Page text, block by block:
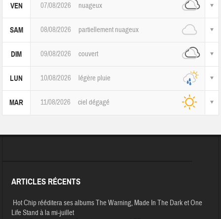
VEN 07/08/2026 nuageux
SAM 08/08/2026 partiellement nuageux
DIM 09/08/2026 couvert
LUN 10/08/2026 légère pluie
MAR 11/08/2026 ciel dégagé
ARTICLES RÉCENTS
Hot Chip rééditera ses albums The Warning, Made In The Dark et One
Life Stand à la mi-juillet